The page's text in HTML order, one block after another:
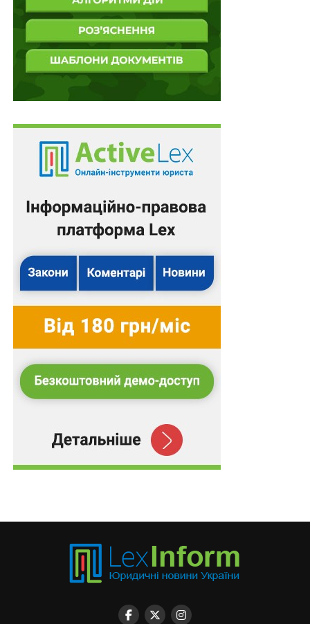
організацій
Критерій Мінветеранів для визначення
критичності підприємств
Заяву на визначення квоти культивування
канабісу треба подати протягом 10 днів
проживання дитини не є перешкодою для
стягнення аліментів
ПОВ'ЯЗАНІ ТЕМИ: FEATURED LEX
НАСТУПНА
Мобільний номер можна буде перенести через
Дію безоплатно
НЕ ПРОПУСТІТЬ
Благоустрій — це норма життя та чистоти